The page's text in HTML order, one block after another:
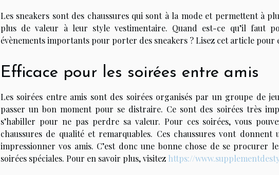
Les sneakers sont des chaussures qui sont à la mode et permettent à
plus de valeur à leur style vestimentaire. Quand est-ce qu’il faut
évènements importants pour porter des sneakers ? Lisez cet article pour
Efficace pour les soirées entre amis
Les soirées entre amis sont des soirées organisés par un groupe de
passer un bon moment pour se distraire. Ce sont des soirées très
s’habiller pour ne pas perdre sa valeur. Pour ces soirées, vous
chaussures de qualité et remarquables. Ces chaussures vont
impressionner vos amis. C’est donc une bonne chose de se procurer
soirées spéciales. Pour en savoir plus, visitez https://